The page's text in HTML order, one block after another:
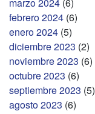
febrero 2024 (6)
enero 2024 (5)
diciembre 2023 (2)
noviembre 2023 (6)
octubre 2023 (6)
septiembre 2023 (5)
agosto 2023 (6)